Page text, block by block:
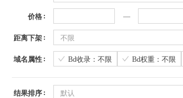
价格
距离下架 不限
域名属性 Bd收录：不限 Bd权重：不限
结果排序 默认